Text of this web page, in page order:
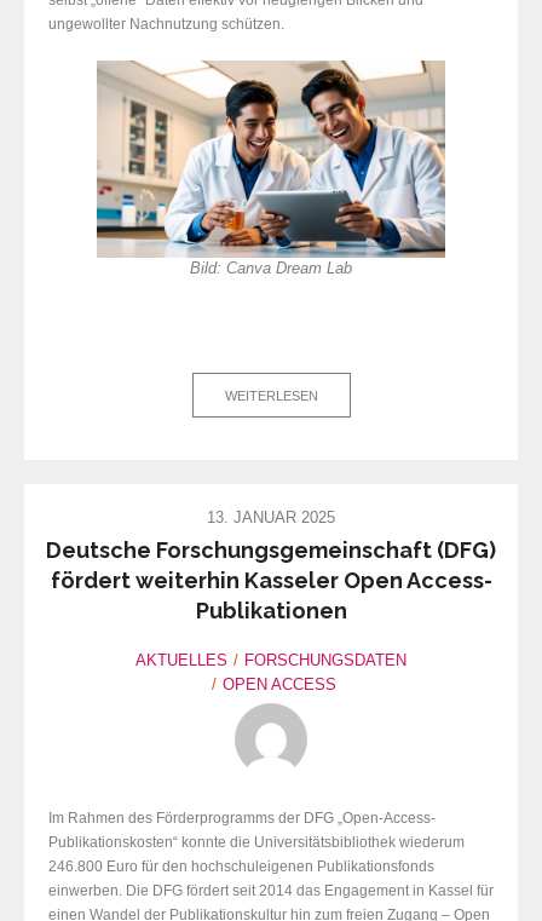
ungewollter Nachnutzung schützen.
Bild: Canva Dream Lab
WEITERLESEN
13. JANUAR 2025
Deutsche Forschungsgemeinschaft (DFG)
fördert weiterhin Kasseler Open Access-
Publikationen
AKTUELLES
FORSCHUNGSDATEN
OPEN ACCESS
Im Rahmen des Förderprogramms der DFG „Open-Access-
Publikationskosten“ konnte die Universitätsbibliothek wiederum
246.800 Euro für den hochschuleigenen Publikationsfonds
einwerben. Die DFG fördert seit 2014 das Engagement in Kassel für
einen Wandel der Publikationskultur hin zum freien Zugang – Open